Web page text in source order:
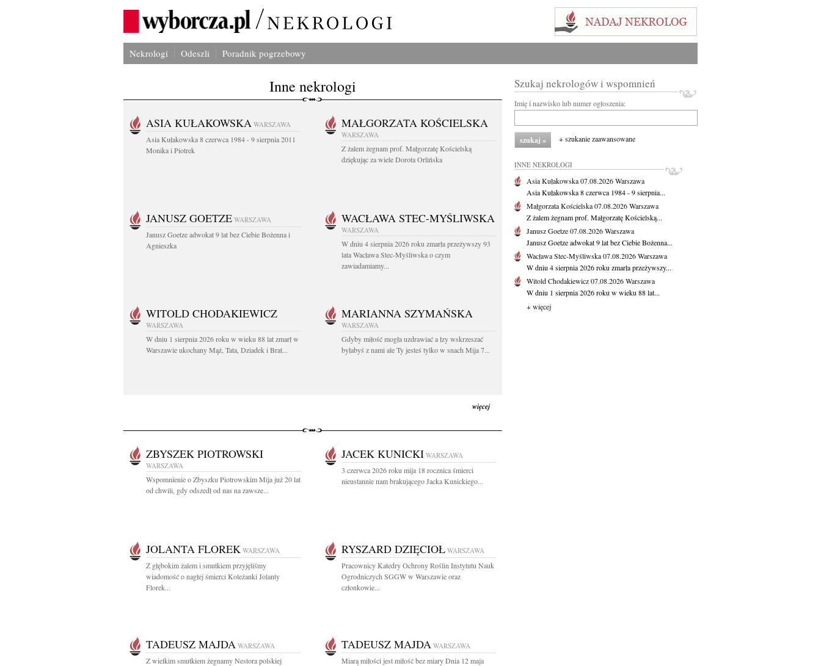
Nekrologi Odeszli Poradnik pogrzebowy
Inne nekrologi
ASIA KUŁAKOWSKA WARSZAWA
Asia Kułakowska 8 czerwca 1984 - 9 sierpnia 2011
Monika i Piotrek
MAŁGORZATA KOŚCIELSKA
WARSZAWA
Z żalem żegnam prof. Małgorzatę Kościelską
dziękując za wiele Dorota Orlińska
JANUSZ GOETZE WARSZAWA
Janusz Goetze adwokat 9 lat bez Ciebie Bożenna i
Agnieszka
WACŁAWA STEC-MYŚLIWSKA
WARSZAWA
W dniu 4 sierpnia 2026 roku zmarła przeżywszy 93
lata Wacława Stec-Myśliwska o czym
zawiadamiamy...
WITOLD CHODAKIEWICZ
WARSZAWA
W dniu 1 sierpnia 2026 roku w wieku 88 lat zmarł w
Warszawie ukochany Mąż, Tata, Dziadek i Brat...
MARIANNA SZYMAŃSKA
WARSZAWA
Gdyby miłość mogła uzdrawiać a łzy wskrzeszać
byłabyś z nami ale Ty jesteś tylko w snach Mija 7...
więcej
ZBYSZEK PIOTROWSKI
WARSZAWA
Wspomnienie o Zbyszku Piotrowskim Mija już 20 lat
od chwili, gdy odszedł od nas na zawsze...
JACEK KUNICKI WARSZAWA
3 czerwca 2026 roku mija 18 rocznica śmierci
nieustannie nam brakującego Jacka Kunickiego...
JOLANTA FLOREK WARSZAWA
Z głębokim żalem i smutkiem przyjęliśmy
wiadomość o nagłej śmierci Koleżanki Jolanty
Florek...
RYSZARD DZIĘCIOŁ WARSZAWA
Pracownicy Katedry Ochrony Roślin Instytutu Nauk
Ogrodniczych SGGW w Warszawie oraz
członkowie...
TADEUSZ MAJDA WARSZAWA
Z wielkim smutkiem żegnamy Nestora polskiej
TADEUSZ MAJDA WARSZAWA
Miarą miłości jest miłość bez miary Dnia 12 maja
Szukaj nekrologów i wspomnień
Imię i nazwisko lub numer ogłoszenia:
+ szukanie zaawansowane
INNE NEKROLOGI
Asia Kułakowska07.08.2026Warszawa
Asia Kułakowska 8 czerwca 1984 - 9 sierpnia...
Małgorzata Kościelska07.08.2026Warszawa
Z żalem żegnam prof. Małgorzatę Kościelską...
Janusz Goetze07.08.2026Warszawa
Janusz Goetze adwokat 9 lat bez Ciebie Bożenna...
Wacława Stec-Myśliwska07.08.2026Warszawa
W dniu 4 sierpnia 2026 roku zmarła przeżywszy...
Witold Chodakiewicz07.08.2026Warszawa
W dniu 1 sierpnia 2026 roku w wieku 88 lat...
+ więcej